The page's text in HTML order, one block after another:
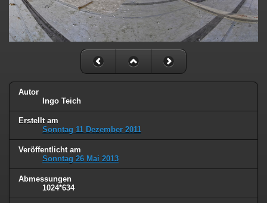
Autor
Ingo Teich
Erstellt am
Sonntag 11 Dezember 2011
Veröffentlicht am
Sonntag 26 Mai 2013
Abmessungen
1024*634